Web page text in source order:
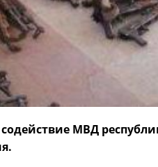
МВД